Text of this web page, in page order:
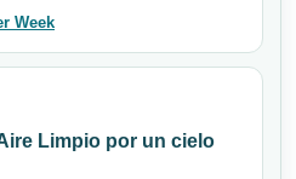
Week
Limpio por un cielo